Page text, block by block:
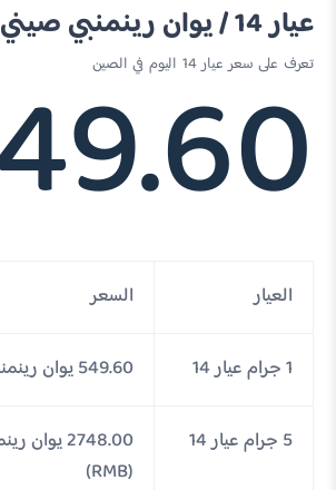
عيار 14 / يوان رينمنبي صيني (RMB)
تعرف على سعر عيار 14 اليوم في الصين
العيار السعر
1 جرام عيار 14 549.60 يوان رينمنبي صيني (RMB)
5 جرام عيار 14
2748.00
(RMB)